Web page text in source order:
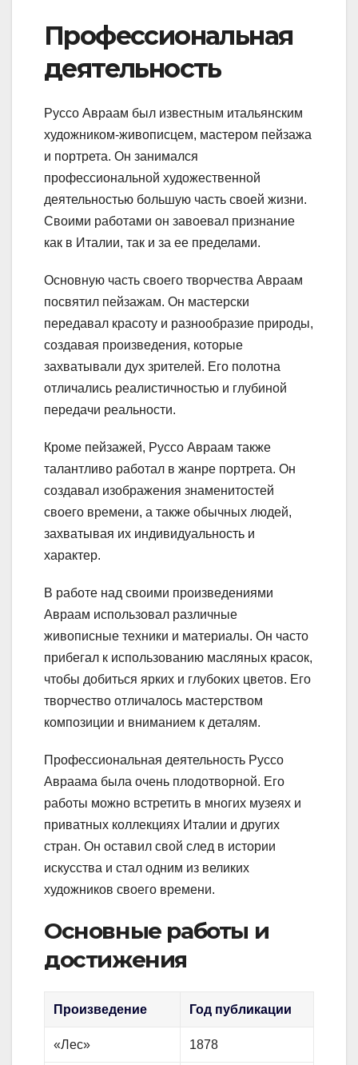
Профессиональная
деятельность
Руссо Авраам был известным итальянским
художником-живописцем, мастером пейзажа
и портрета. Он занимался
профессиональной художественной
деятельностью большую часть своей жизни.
Своими работами он завоевал признание
как в Италии, так и за ее пределами.
Основную часть своего творчества Авраам
посвятил пейзажам. Он мастерски
передавал красоту и разнообразие природы,
создавая произведения, которые
захватывали дух зрителей. Его полотна
отличались реалистичностью и глубиной
передачи реальности.
Кроме пейзажей, Руссо Авраам также
талантливо работал в жанре портрета. Он
создавал изображения знаменитостей
своего времени, а также обычных людей,
захватывая их индивидуальность и
характер.
В работе над своими произведениями
Авраам использовал различные
живописные техники и материалы. Он часто
прибегал к использованию масляных красок,
чтобы добиться ярких и глубоких цветов. Его
творчество отличалось мастерством
композиции и вниманием к деталям.
Профессиональная деятельность Руссо
Авраама была очень плодотворной. Его
работы можно встретить в многих музеях и
приватных коллекциях Италии и других
стран. Он оставил свой след в истории
искусства и стал одним из великих
художников своего времени.
Основные работы и
достижения
Произведение Год публикации
«Лес» 1878